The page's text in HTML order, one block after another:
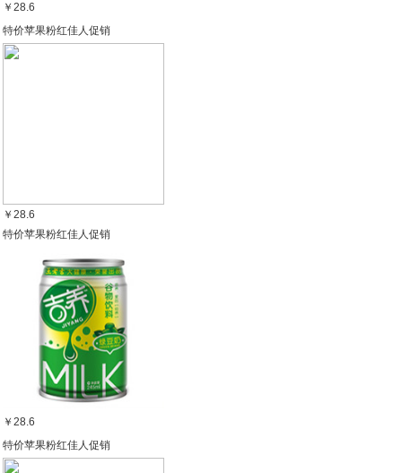
￥28.6
特价苹果粉红佳人促销
￥28.6
特价苹果粉红佳人促销
￥28.6
特价苹果粉红佳人促销